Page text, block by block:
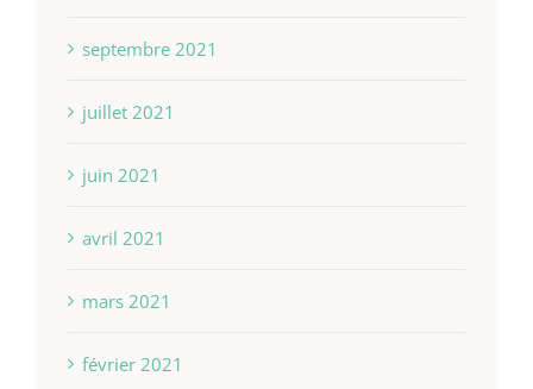
septembre 2021
juillet 2021
juin 2021
avril 2021
mars 2021
février 2021